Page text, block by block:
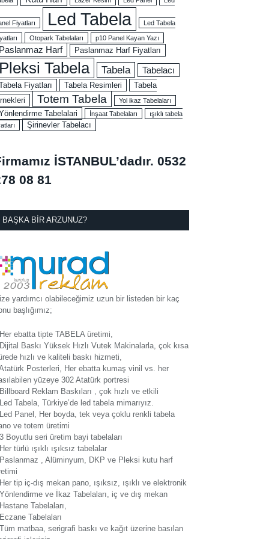
Fiyatları Led Tabela Led Tabela
Otopark Tabelaları p10 Panel Kayan Yazı
Paslanmaz Harf Paslanmaz Harf Fiyatları
Pleksi Tabela Tabela Tabelacı
Fiyatları Tabela Resimleri
Tabela
Totem Tabela Yol ikaz Tabelaları
Tabelalari İnşaat Tabelaları
ışıklı tabela
Şirinevler Tabelacı
İSTANBUL’dadır. 0532
08 81
BAŞKA BIR ARZUNUZ?
yardımcı olabileceğimiz uzun bir listeden bir kaç
başlığımız;
ebatta tipte TABELA üretimi,
Baskı Yüksek Hızlı Vutek Makinalarla, çok kısa
hızlı ve kaliteli baskı hizmeti,
Posterleri, Her ebatta kumaş vinil vs. her
yüzeye 302 Atatürk portresi
Reklam Baskıları , çok hızlı ve etkili
Tabela, Türkiye’de led tabela mimarıyız.
Panel, Her boyda, tek veya çoklu renkli tabela
ve totem üretimi
Boyutlu seri üretim bayi tabelaları
türlü ışıklı ışıksız tabelalar
, Alüminyum, DKP ve Pleksi kutu harf
tip iç-dış mekan pano, ışıksız, ışıklı ve elektronik
ve İkaz Tabelaları, iç ve dış mekan
Tabelaları,
Tabelaları
matbaa, serigrafi baskı ve kağıt üzerine basılan